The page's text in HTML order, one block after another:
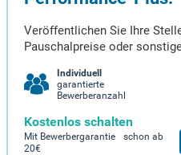
Veröffentlichen Sie Ihre
Pauschalpreise oder
Individuell
garantierte
Bewerberanzahl
Kostenlos schalten
Mit Bewerbergarantie schon ab
20€